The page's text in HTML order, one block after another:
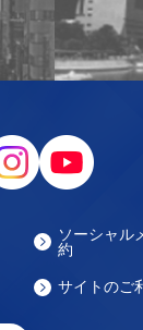
ソーシャル
約
サイトのご